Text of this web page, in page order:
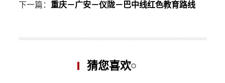
下一篇： 重庆－广安－仪陇－巴中线红色教育路线
猜您喜欢